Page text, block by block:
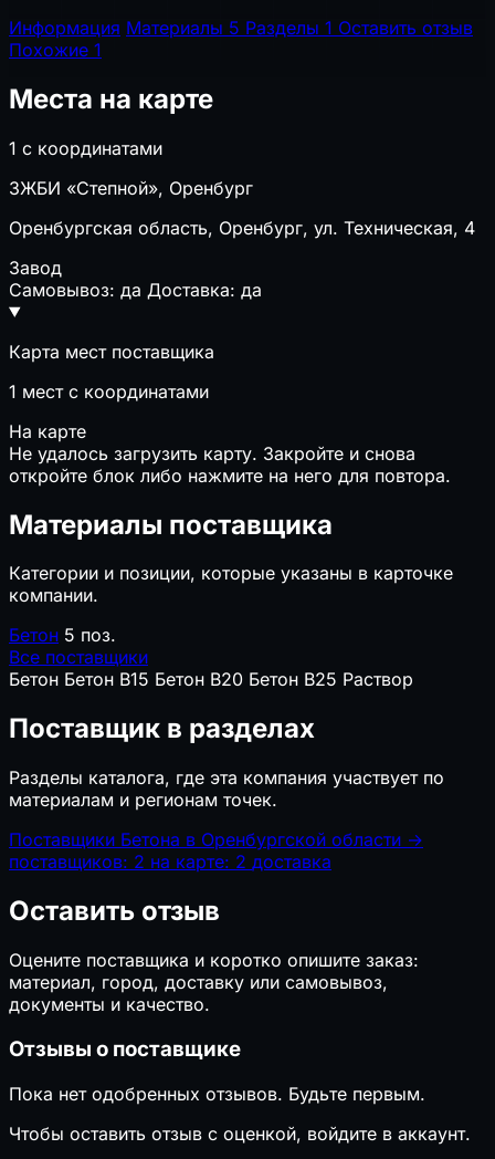
Информация Материалы 5 Разделы 1 Оставить отзыв
Похожие 1
Места на карте
1 с координатами
ЗЖБИ «Степной», Оренбург
Оренбургская область, Оренбург, ул. Техническая, 4
Завод
Самовывоз: да Доставка: да
Карта мест поставщика
1 мест с координатами
На карте
Не удалось загрузить карту. Закройте и снова
откройте блок либо нажмите на него для повтора.
Материалы поставщика
Категории и позиции, которые указаны в карточке
компании.
Бетон 5 поз.
Все поставщики
Бетон Бетон B15 Бетон B20 Бетон B25 Раствор
Поставщик в разделах
Разделы каталога, где эта компания участвует по
материалам и регионам точек.
Поставщики Бетона в Оренбургской области →
поставщиков: 2 на карте: 2 доставка
Оставить отзыв
Оцените поставщика и коротко опишите заказ:
материал, город, доставку или самовывоз,
документы и качество.
Отзывы о поставщике
Пока нет одобренных отзывов. Будьте первым.
Чтобы оставить отзыв с оценкой, войдите в аккаунт.